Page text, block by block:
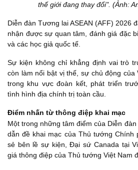
thế giới đang thay đổi". (Ảnh:
Diễn đàn Tương lai ASEAN (AFF) 2026
nhận được sự quan tâm, đánh giá đặc
và các học giả quốc tế.
Sự kiện không chỉ khẳng định vai trò
còn làm nổi bật vị thế, sự chủ động
trong khu vực đoàn kết, phát triển
tình hình địa chính trị toàn cầu.
Điểm nhấn từ thông điệp khai mạc
Một trong những tâm điểm của Diễn
dẫn đề khai mạc của Thủ tướng Chính
sẻ bên lề sự kiện, Đại sứ Canada tại
giá thông điệp của Thủ tướng Việt Nam